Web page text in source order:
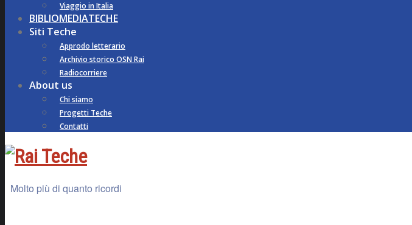
Viaggio in Italia
BIBLIOMEDIATECHE
Siti Teche
Approdo letterario
Archivio storico OSN Rai
Radiocorriere
About us
Chi siamo
Progetti Teche
Contatti
Molto più di quanto ricordi